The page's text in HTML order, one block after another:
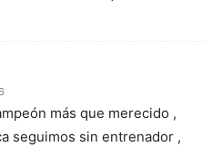
más que merecido ,
seguimos sin entrenador ,